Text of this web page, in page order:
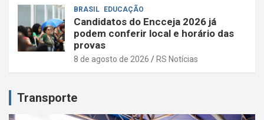
BRASIL EDUCAÇÃO
Candidatos do Encceja 2026 já
podem conferir local e horário das
provas
8 de agosto de 2026 RS Notícias
Transporte